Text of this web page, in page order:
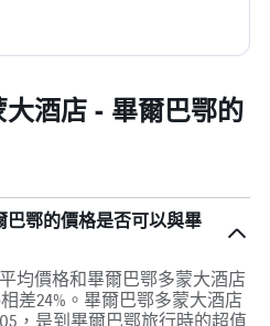
酒店 - 畢爾巴鄂的
鄂的價格是否可以與畢
均價格和畢爾巴鄂多蒙大酒店
差24%。畢爾巴鄂多蒙大酒店
，是到畢爾巴鄂旅行時的超值